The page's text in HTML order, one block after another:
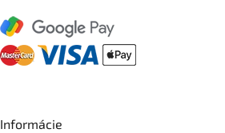
Informácie